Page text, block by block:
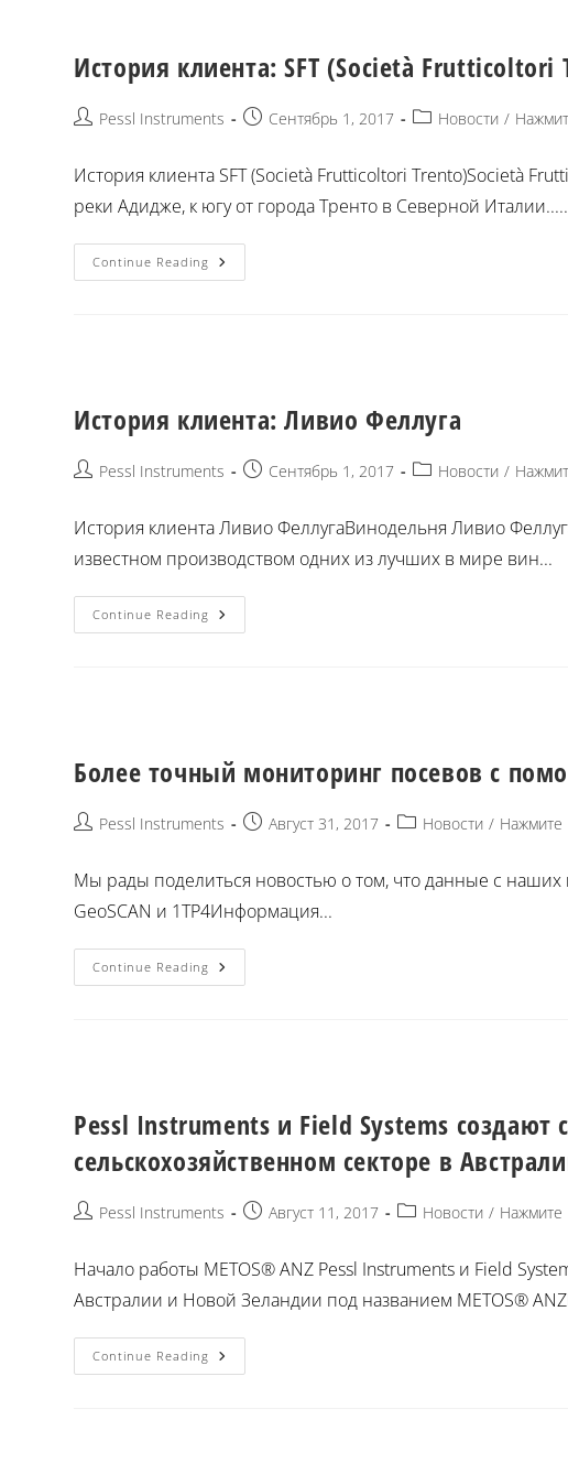
История клиента: SFT (Società Frutticoltori
Pessl Instruments Сентябрь 1, 2017 Новости /
История клиента SFT (Società Frutticoltori Trento)Società
реки Адидже, к югу от города Тренто в Северной Италии.....
Continue Reading
История клиента: Ливио Феллуга
Pessl Instruments Сентябрь 1, 2017 Новости /
История клиента Ливио ФеллугаВинодельня Ливио
известном производством одних из лучших в мире вин...
Continue Reading
Более точный мониторинг посевов с
Pessl Instruments Август 31, 2017 Новости / Нажмите
Мы рады поделиться новостью о том, что данные с
GeoSCAN и 1TP4Информация...
Continue Reading
Pessl Instruments и Field Systems
сельскохозяйственном секторе в
Pessl Instruments Август 11, 2017 Новости / Нажмите
Начало работы METOS® ANZ Pessl Instruments и Field
Австралии и Новой Зеландии под названием METOS®
Continue Reading